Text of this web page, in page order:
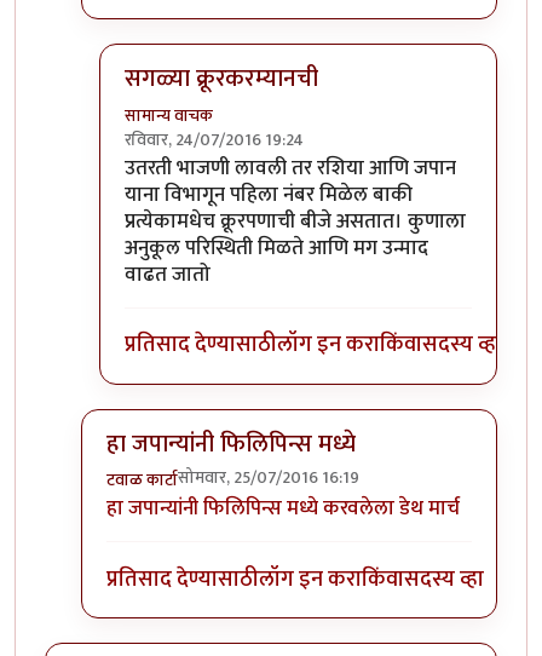
सगळ्या क्रूरकरम्यानची
सामान्य वाचक
रविवार, 24/07/2016 19:24
In reply toजनरल शिरो इशी नि जपान मध्येby
उतरती भाजणी लावली तर रशिया आणि जपान
याना विभागून पहिला नंबर मिळेल बाकी
प्रत्येकामधेच क्रूरपणाची बीजे असतात। कुणाला
अनुकूल परिस्थिती मिळते आणि मग उन्माद
वाढत जातो
प्रतिसाद देण्यासाठीलॉग इन कराकिंवासदस्य व्हा
हा जपान्यांनी फिलिपिन्स मध्ये
टवाळ कार्टासोमवार, 25/07/2016 16:19
In reply toदुसर्‍या महायुद्धातbyस्पार्टाकस
हा जपान्यांनी फिलिपिन्स मध्ये करवलेला डेथ मार्च
प्रतिसाद देण्यासाठीलॉग इन कराकिंवासदस्य व्हा